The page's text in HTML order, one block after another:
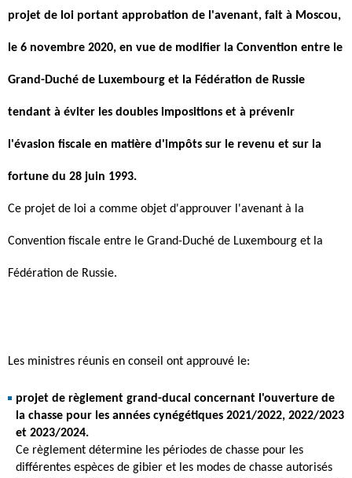
projet de loi portant approbation de l'avenant, fait à Moscou,
le 6 novembre 2020, en vue de modifier la Convention entre le
Grand-Duché de Luxembourg et la Fédération de Russie
tendant à éviter les doubles impositions et à prévenir
l'évasion fiscale en matière d'impôts sur le revenu et sur la
fortune du 28 juin 1993.
Ce projet de loi a comme objet d'approuver l'avenant à la
Convention fiscale entre le Grand-Duché de Luxembourg et la
Fédération de Russie.
Les ministres réunis en conseil ont approuvé le:
projet de règlement grand-ducal concernant l'ouverture de
la chasse pour les années cynégétiques 2021/2022, 2022/2023
et 2023/2024.
Ce règlement détermine les périodes de chasse pour les
différentes espèces de gibier et les modes de chasse autorisés